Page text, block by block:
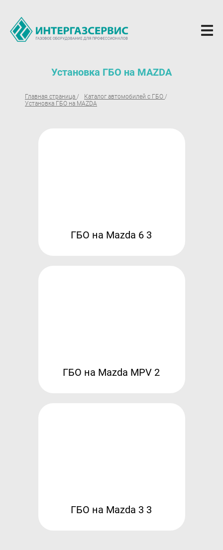
О компании
ГБО Alpha
Гарантия и возврат
info@intergasservice.ru
Установка ГБО на MAZDA
Главная страница
Каталог автомобилей с ГБО
Установка ГБО на MAZDA
ГБО на Mazda 6 3
ГБО на Mazda MPV 2
ГБО на Mazda 3 3